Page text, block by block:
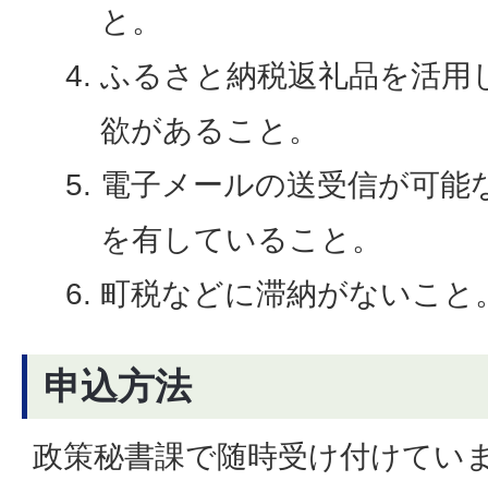
と。
ふるさと納税返礼品を活用
欲があること。
電子メールの送受信が可能
を有していること。
町税などに滞納がないこと
申込方法
政策秘書課で随時受け付けてい